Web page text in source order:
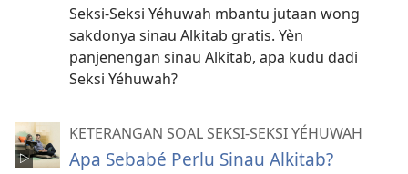
Seksi-Seksi Yéhuwah mbantu jutaan wong
sakdonya sinau Alkitab gratis. Yèn
panjenengan sinau Alkitab, apa kudu dadi
Seksi Yéhuwah?
KETERANGAN SOAL SEKSI-SEKSI YÉHUWAH
Apa Sebabé Perlu Sinau Alkitab?